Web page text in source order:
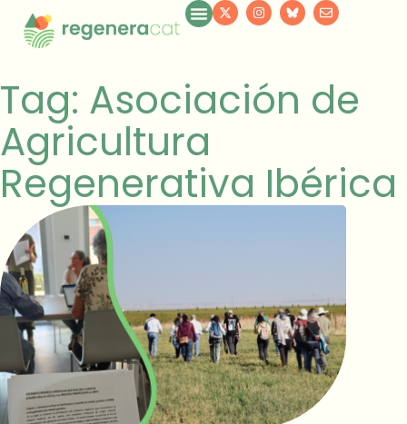
Tag: Asociación de
Agricultura
Regenerativa Ibérica